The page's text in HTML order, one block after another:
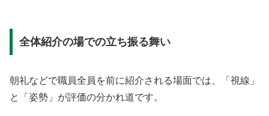
全体紹介の場での立ち振る舞い
朝礼などで職員全員を前に紹介される場面では、「視線」
と「姿勢」が評価の分かれ道です。